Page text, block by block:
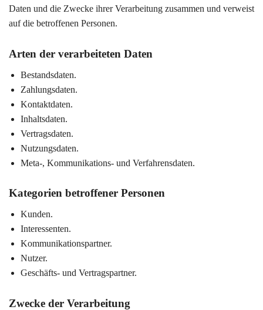
Daten und die Zwecke ihrer Verarbeitung zusammen und verweist
auf die betroffenen Personen.
Arten der verarbeiteten Daten
Bestandsdaten.
Zahlungsdaten.
Kontaktdaten.
Inhaltsdaten.
Vertragsdaten.
Nutzungsdaten.
Meta-, Kommunikations- und Verfahrensdaten.
Kategorien betroffener Personen
Kunden.
Interessenten.
Kommunikationspartner.
Nutzer.
Geschäfts- und Vertragspartner.
Zwecke der Verarbeitung